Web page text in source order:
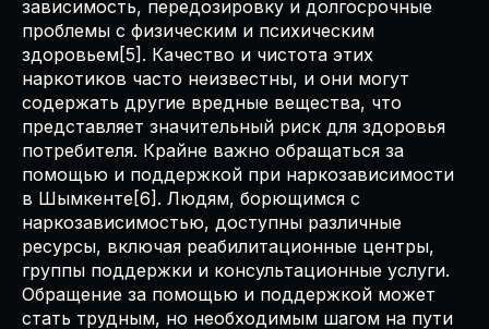
зависимость, передозировку и долгосрочные
проблемы с физическим и психическим
здоровьем[5]. Качество и чистота этих
наркотиков часто неизвестны, и они могут
содержать другие вредные вещества, что
представляет значительный риск для здоровья
потребителя. Крайне важно обращаться за
помощью и поддержкой при наркозависимости
в Шымкенте[6]. Людям, борющимся с
наркозависимостью, доступны различные
ресурсы, включая реабилитационные центры,
группы поддержки и консультационные услуги.
Обращение за помощью и поддержкой может
стать трудным, но необходимым шагом на пути